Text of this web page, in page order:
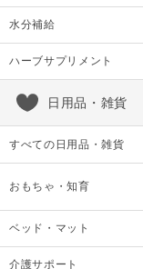
水分補給
ハーブサプリメント
日用品・雑貨
すべての日用品・雑貨
おもちゃ・知育
ベッド・マット
介護サポート